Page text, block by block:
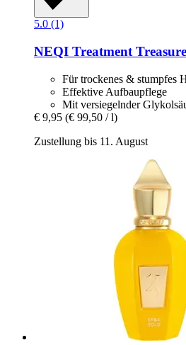
5.0 (1)
NEQI Treatment
Für trockenes & stumpfes
Effektive Aufbaupflege
Mit versiegelnder
€ 9,95 (€ 99,50 / l)
Zustellung bis 11. August